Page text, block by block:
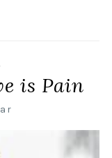
is Pain